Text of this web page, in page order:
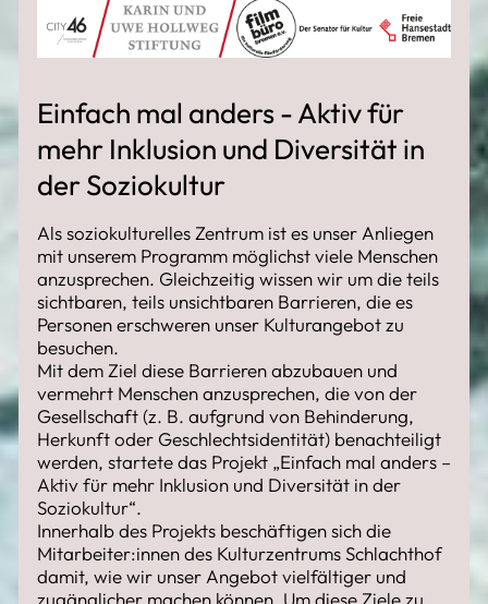
Einfach mal anders - Aktiv für
mehr Inklusion und Diversität in
der Soziokultur
Als soziokulturelles Zentrum ist es unser Anliegen
mit unserem Programm möglichst viele Menschen
anzusprechen. Gleichzeitig wissen wir um die teils
sichtbaren, teils unsichtbaren Barrieren, die es
Personen erschweren unser Kulturangebot zu
besuchen.
Mit dem Ziel diese Barrieren abzubauen und
vermehrt Menschen anzusprechen, die von der
Gesellschaft (z. B. aufgrund von Behinderung,
Herkunft oder Geschlechtsidentität) benachteiligt
werden, startete das Projekt „Einfach mal anders –
Aktiv für mehr Inklusion und Diversität in der
Soziokultur“.
Innerhalb des Projekts beschäftigen sich die
Mitarbeiter:innen des Kulturzentrums Schlachthof
damit, wie wir unser Angebot vielfältiger und
zugänglicher machen können. Um diese Ziele zu